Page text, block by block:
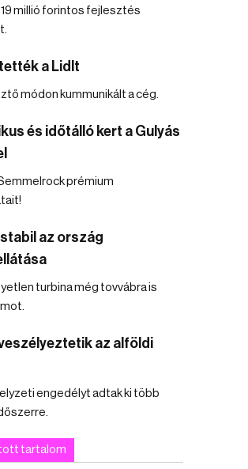
19 millió forintos fejlesztés
a Lidlt
módon kummunikált a cég.
és időtálló kert a Gulyás
prémium
stabil az ország
turbina még tovvábra is
az alföldi
engedélyt adtak ki több
tartalom